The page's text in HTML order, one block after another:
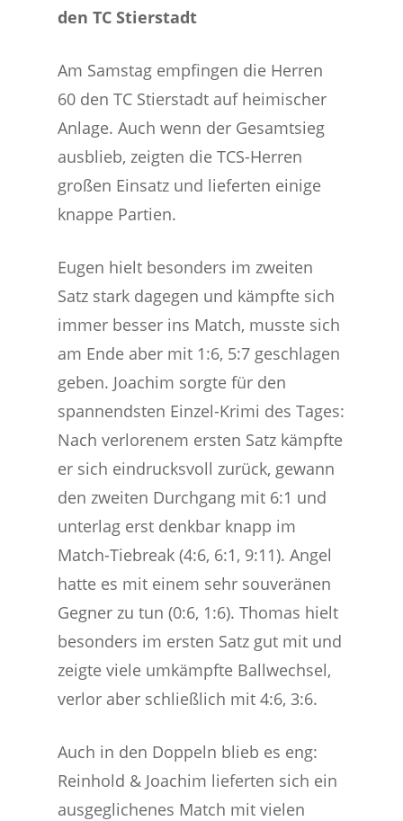
den TC Stierstadt
Am Samstag empfingen die Herren
60 den TC Stierstadt auf heimischer
Anlage. Auch wenn der Gesamtsieg
ausblieb, zeigten die TCS-Herren
großen Einsatz und lieferten einige
knappe Partien.
Eugen hielt besonders im zweiten
Satz stark dagegen und kämpfte sich
immer besser ins Match, musste sich
am Ende aber mit 1:6, 5:7 geschlagen
geben. Joachim sorgte für den
spannendsten Einzel-Krimi des Tages:
Nach verlorenem ersten Satz kämpfte
er sich eindrucksvoll zurück, gewann
den zweiten Durchgang mit 6:1 und
unterlag erst denkbar knapp im
Match-Tiebreak (4:6, 6:1, 9:11). Angel
hatte es mit einem sehr souveränen
Gegner zu tun (0:6, 1:6). Thomas hielt
besonders im ersten Satz gut mit und
zeigte viele umkämpfte Ballwechsel,
verlor aber schließlich mit 4:6, 3:6.
Auch in den Doppeln blieb es eng:
Reinhold & Joachim lieferten sich ein
ausgeglichenes Match mit vielen